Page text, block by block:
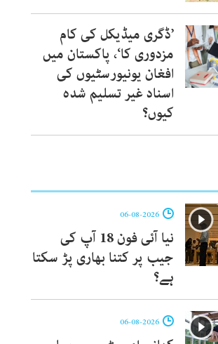
’ڈگری میڈیکل کی کام
مزدوری کا‘، پاکستان میں
افغان یونیورسٹیوں کی
اسناد غیر تسلیم شدہ
کیوں؟
نیا آئی فون 18 آپ کی
جیب پر کتنا بھاری پڑ سکتا
ہے؟